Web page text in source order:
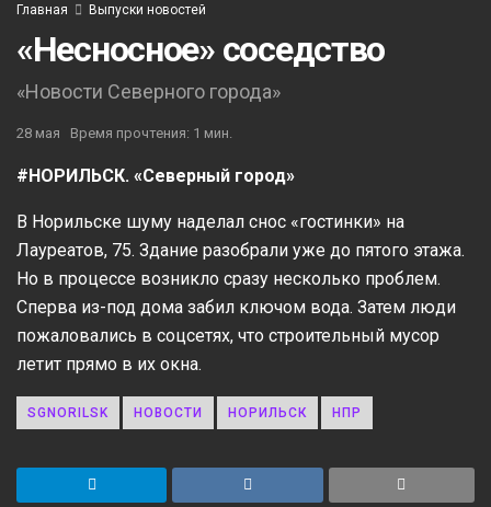
Главная Выпуски новостей
«Несносное» соседство
«Новости Северного города»
28 мая Время прочтения: 1 мин.
#НОРИЛЬСК. «Северный город»
В Норильске шуму наделал снос «гостинки» на
Лауреатов, 75. Здание разобрали уже до пятого этажа.
Но в процессе возникло сразу несколько проблем.
Сперва из-под дома забил ключом вода. Затем люди
пожаловались в соцсетях, что строительный мусор
летит прямо в их окна.
SGNORILSK НОВОСТИ НОРИЛЬСК НПР